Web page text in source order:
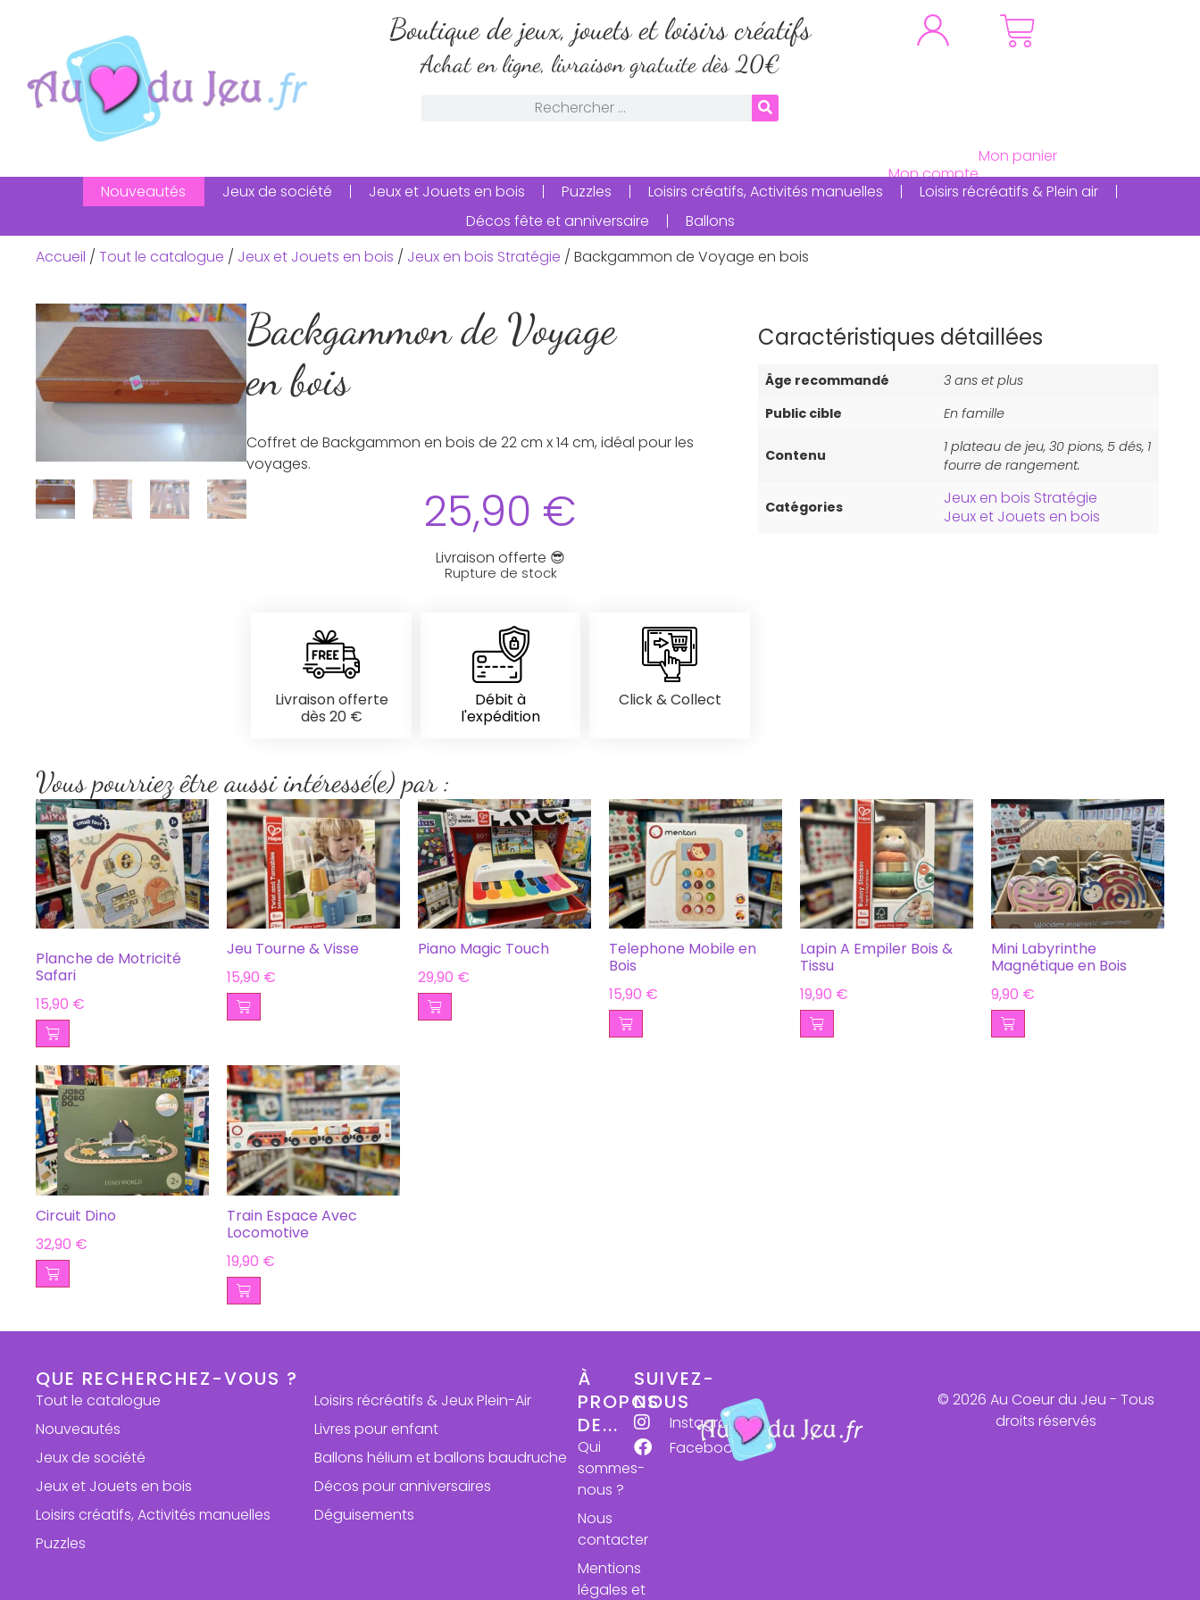
Boutique de jeux, jouets et loisirs créatifs
Achat en ligne, livraison gratuite dès 20€
Nouveautés Jeux de société Jeux et Jouets en bois Puzzles Loisirs créatifs, Activités manuelles
Loisirs récréatifs & Plein air
Décos fête et anniversaire
Ballons
Accueil /Tout le catalogue / Jeux et Jouets en bois / Jeux en bois Stratégie / Backgammon de Voyage en bois
Backgammon de Voyage
en bois
Coffret de Backgammon en bois de 22 cm x 14 cm, idéal pour les
voyages.
25,90 €
Livraison offerte 😎
Rupture de stock
Livraison offerte
dès 20 €
Débit à
l'expédition
Click & Collect
Caractéristiques détaillées
Âge recommandé
3 ans et plus
Public cible
En famille
Contenu
1 plateau de jeu, 30 pions, 5 dés, 1
fourre de rangement.
Catégories
Jeux en bois Stratégie
Jeux et Jouets en bois
Vous pourriez être aussi intéressé(e) par :
Planche de Motricité
Safari
15,90 €
Jeu Tourne & Visse
15,90 €
Piano Magic Touch
29,90 €
Telephone Mobile en
Bois
15,90 €
Lapin A Empiler Bois &
Tissu
19,90 €
Mini Labyrinthe
Magnétique en Bois
9,90 €
Circuit Dino
32,90 €
Train Espace Avec
Locomotive
19,90 €
QUE RECHERCHEZ-VOUS ?
Tout le catalogue
Nouveautés
Jeux de société
Jeux et Jouets en bois
Loisirs créatifs, Activités manuelles
Puzzles
Loisirs récréatifs & Jeux Plein-Air
Livres pour enfant
Ballons hélium et ballons baudruche
Décos pour anniversaires
Déguisements
À
PROPOS
DE...
Qui
sommes-
nous ?
Nous
contacter
Mentions
légales et
SUIVEZ-
NOUS
Instagram
Facebook
© 2026 Au Coeur du Jeu - Tous
droits réservés